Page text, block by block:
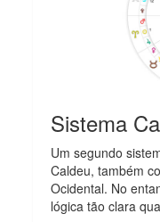
Sistema
Um segundo
Caldeu, também
Ocidental. No
lógica tão clara